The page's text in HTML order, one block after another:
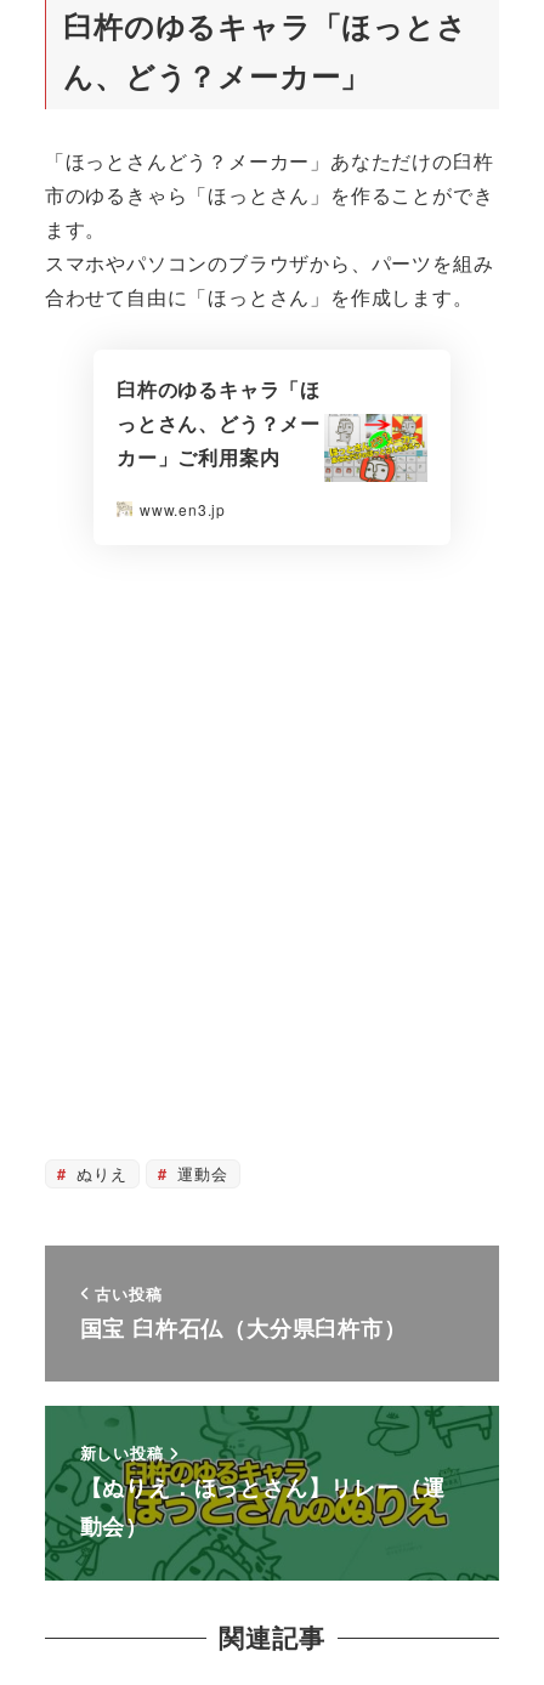
臼杵のゆるキャラ「ほっとさ
ん、どう？メーカー」
「ほっとさんどう？メーカー」あなただけの臼杵
市のゆるきゃら「ほっとさん」を作ることができ
ます。
スマホやパソコンのブラウザから、パーツを組み
合わせて自由に「ほっとさん」を作成します。
臼杵のゆるキャラ「ほ
っとさん、どう？メー
カー」ご利用案内
www.en3.jp
ぬりえ 運動会
古い投稿
国宝 臼杵石仏（大分県臼杵市）
新しい投稿
【ぬりえ：ほっとさん】リレー（運
動会）
関連記事